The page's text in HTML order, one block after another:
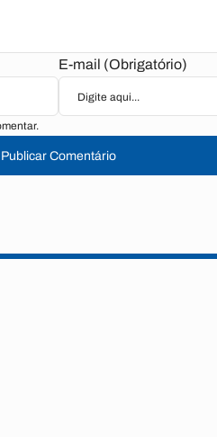
E-mail (Obrigatório)
Publicar Comentário